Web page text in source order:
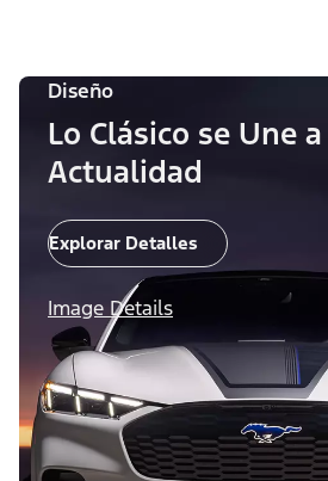
Diseño
Lo Clásico se Une
Actualidad
Explorar Detalles
Image Details